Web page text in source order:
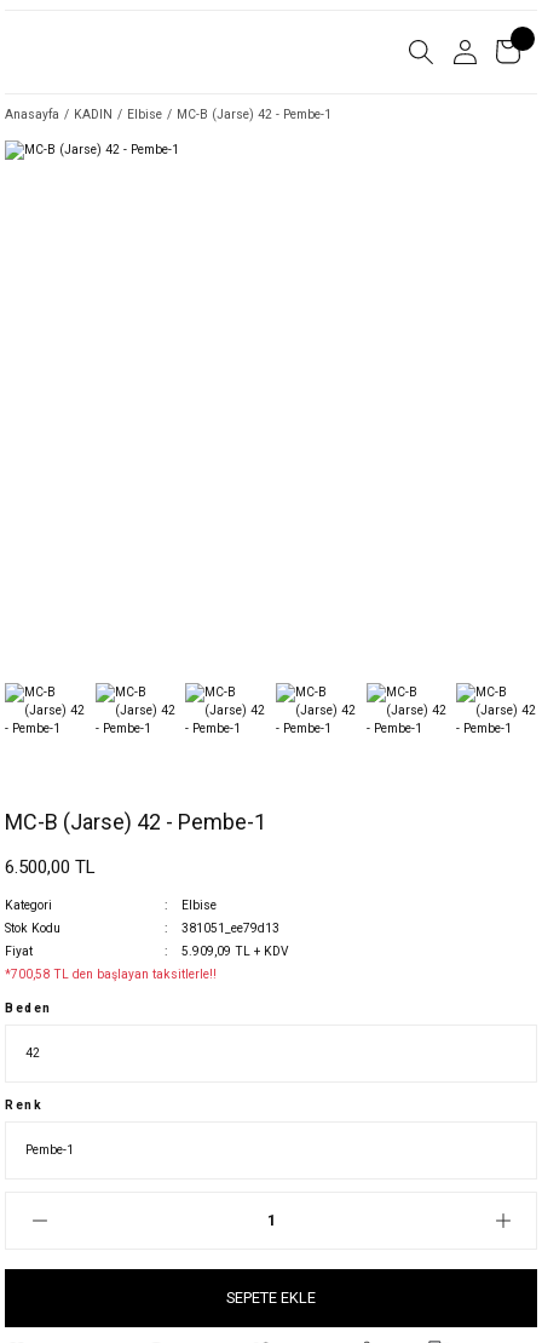
Anasayfa KADIN Elbise MC-B (Jarse) 42 - Pembe-1
MC-B (Jarse) 42 - Pembe-1
6.500,00 TL
Kategori
Elbise
Stok Kodu
381051_ee79d13
Fiyat
5.909,09 TL + KDV
*700,58 TL den başlayan taksitlerle!!
Beden
Renk
SEPETE EKLE